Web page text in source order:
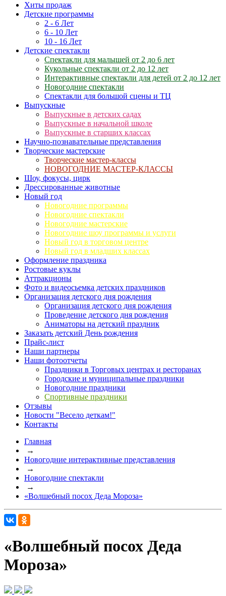
Хиты продаж
Детские программы
2 - 6 Лет
6 - 10 Лет
10 - 16 Лет
Детские спектакли
Спектакли для малышей от 2 до 6 лет
Кукольные спектакли от 2 до 12 лет
Интерактивные спектакли для детей от 2 до 12 лет
Новогодние спектакли
Спектакли для большой сцены и ТЦ
Выпускные
Выпускные в детских садах
Выпускные в начальной школе
Выпускные в старших классах
Научно-познавательные представления
Творческие мастерские
Творческие мастер-классы
НОВОГОДНИЕ МАСТЕР-КЛАССЫ
Шоу, фокусы, цирк
Дрессированные животные
Новый год
Новогодние программы
Новогодние спектакли
Новогодние мастерские
Новогодние шоу программы и услуги
Новый год в торговом центре
Новый год в младших классах
Оформление праздника
Ростовые куклы
Аттракционы
Фото и видеосьемка детских праздников
Организация детского дня рождения
Организация детского дня рождения
Проведение детского дня рождения
Аниматоры на детский праздник
Заказать детский День рождения
Прайс-лист
Наши партнеры
Наши фотоотчеты
Праздники в Торговых центрах и ресторанах
Городские и муниципальные праздники
Новогодние праздники
Спортивные праздники
Отзывы
Новости "Весело деткам!"
Контакты
Главная
→
Новогодние интерактивные представления
→
Новогодние спектакли
→
«Волшебный посох Деда Мороза»
«Волшебный посох Деда
Мороза»